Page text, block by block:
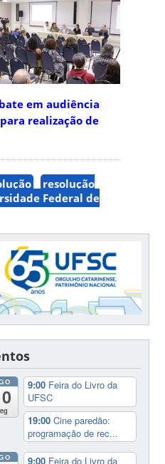
em audiência
realização de
resolução
Federal de
9:00 Feira do Livro da
UFSC
19:00Cine paredão:
programação de rec...
9:00 Feira do Livro da